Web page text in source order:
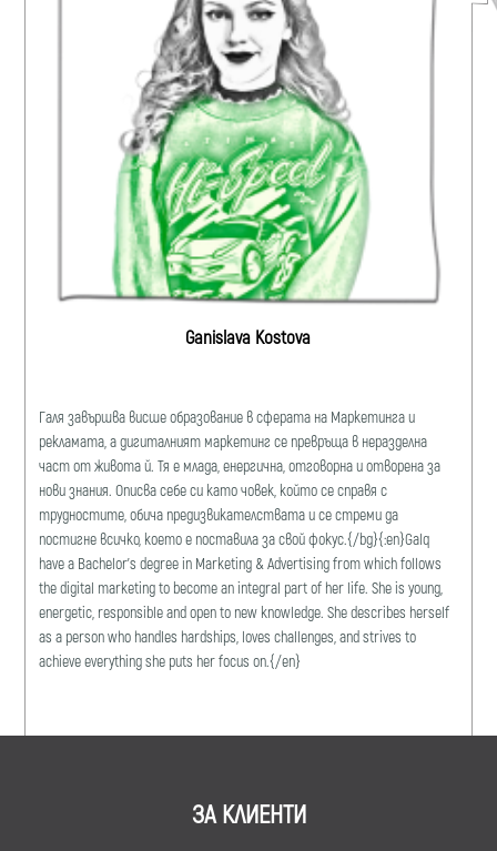
Ganislava Kostova
Галя завършва висше образование в сферата на Маркетинга и
рекламата, a дигиталният маркетинг се превръща в неразделна
част от живота й. Тя е млада, енергична, отговорна и отворена за
нови знания. Описва себе си като човек, който се справя с
трудностите, обича предизвикателствата и се стреми да
постигне всичко, което е поставила за свой фокус.{/bg}{:en}Galq
have a Bachelor's degree in Marketing & Advertising from which follows
the digital marketing to become an integral part of her life. She is young,
energetic, responsible and open to new knowledge. She describes herself
as a person who handles hardships, loves challenges, and strives to
achieve everything she puts her focus on.{/en}
ЗА КЛИЕНТИ